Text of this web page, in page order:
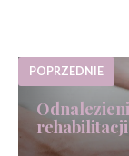
POPRZEDNIE
rehabilitacji